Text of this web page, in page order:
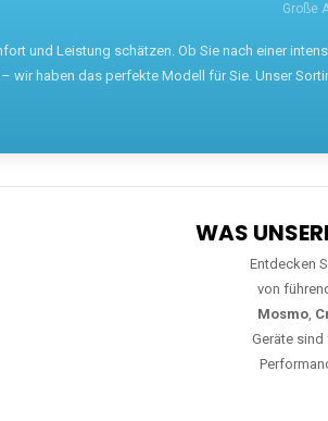
Große
und Leistung schätzen. Ob Sie nach einer
wir haben das perfekte Modell für Sie. Unser
WAS
Entdecken
von
Mosmo,
Geräte